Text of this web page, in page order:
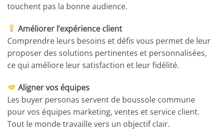
touchent pas la bonne audience.
Améliorer l’expérience client
Comprendre leurs besoins et défis vous permet de leur
proposer des solutions pertinentes et personnalisées,
ce qui améliore leur satisfaction et leur fidélité.
Aligner vos équipes
Les buyer personas servent de boussole commune
pour vos équipes marketing, ventes et service client.
Tout le monde travaille vers un objectif clair.